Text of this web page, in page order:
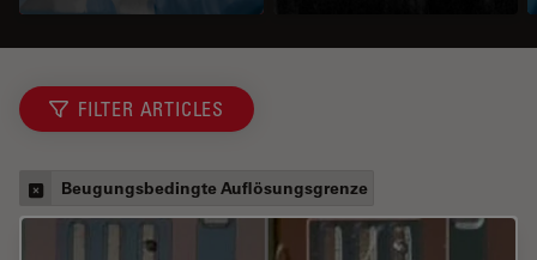
FILTER ARTICLES
Beugungsbedingte Auflösungsgrenze